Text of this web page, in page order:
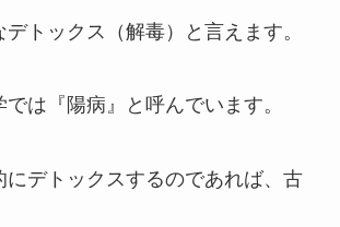
トックス（解毒）と言えます。
は『陽病』と呼んでいます。
デトックスするのであれば、古